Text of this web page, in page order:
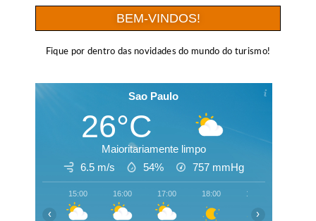
BEM-VINDOS!
Fique por dentro das novidades do mundo do turismo!
Sao Paulo
26°C
Maioritariamente limpo
6.5 m/s
54% 757 mmHg
15:00 16:00 17:00 18:00 19:00
‹ ›